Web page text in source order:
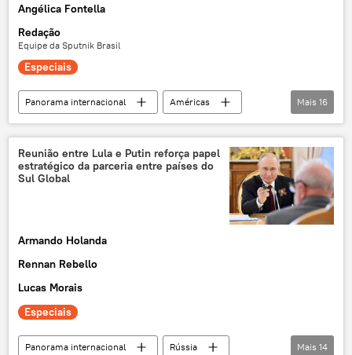
Angélica Fontella
Redação
Equipe da Sputnik Brasil
Especiais
Panorama internacional
Américas
Washington Quaquá
Maricá
América Latina
assembleia geral
BRICS
BRICS+
exclusiva
hegemonia
Ocidente
Organização do Tratado do Atlântico Norte
Mais 16
Reunião entre Lula e Putin reforça papel
estratégico da parceria entre países do
Sul Global
Armando Holanda
Rennan Rebello
Lucas Morais
Especiais
Panorama internacional
Rússia
Mais 14